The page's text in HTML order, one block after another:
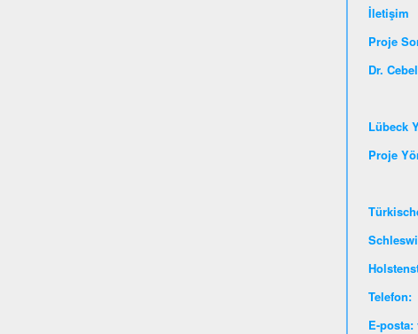
İletişim
Dr.
Lübeck
Proje
Telefon:
E-